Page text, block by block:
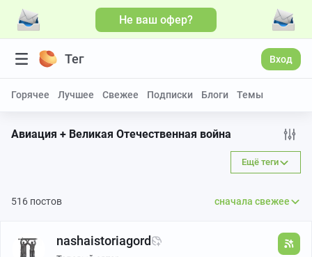
Не ваш офер?
Тег Вход
Горячее Лучшее Свежее Подписки Блоги Темы
Авиация + Великая Отечественная война
Ещё теги
516 постов сначала свежее
nashaistoriagord